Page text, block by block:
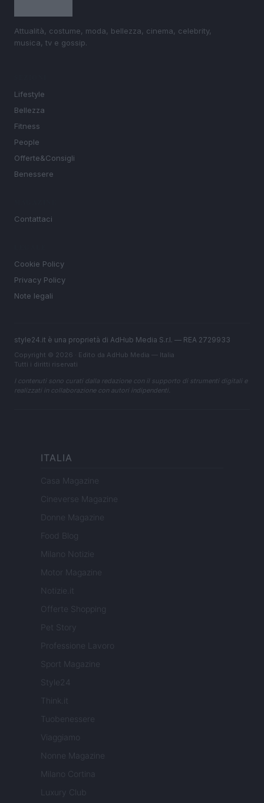
Attualità, costume, moda, bellezza, cinema, celebrity,
musica, tv e gossip.
Lifestyle
Bellezza
Fitness
People
Offerte&Consigli
Benessere
Contattaci
Cookie Policy
Privacy Policy
Note legali
style24.it è una proprietà di AdHub Media S.r.l. — REA 2729933
Copyright © 2026 · Edito da AdHub Media — Italia
Tutti i diritti riservati
I contenuti sono curati dalla redazione con il supporto di strumenti digitali e
realizzati in collaborazione con autori indipendenti.
ITALIA
Casa Magazine
Cineverse Magazine
Donne Magazine
Food Blog
Milano Notizie
Motor Magazine
Notizie.it
Offerte Shopping
Pet Story
Professione Lavoro
Sport Magazine
Style24
Think.it
Tuobenessere
Viaggiamo
Nonne Magazine
Milano Cortina
Luxury Club